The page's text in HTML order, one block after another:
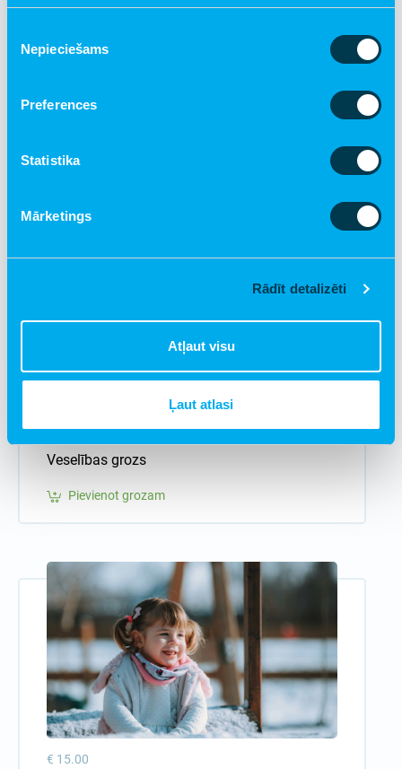
izvēle
Nepieciešams
Preferences
Statistika
Mārketings
Rādīt detalizēti
Atļaut visu
Ļaut atlasi
€ 20.00
Veselības grozs
Pievienot grozam
€ 15.00